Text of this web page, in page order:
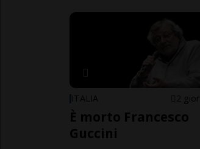
ITALIA 2 gior
È morto Francesco
Guccini